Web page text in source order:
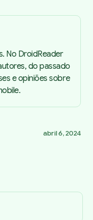
No DroidReader
do passado
e opiniões sobre
abril 6, 2024